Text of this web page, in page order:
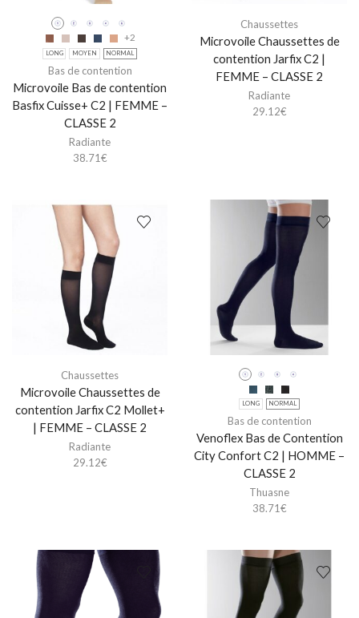
+2
LONG MOYEN NORMAL
Bas de contention
Microvoile Bas de contention
Basfix Cuisse+ C2 | FEMME –
CLASSE 2
Radiante
38.71€
Chaussettes
Microvoile Chaussettes de
contention Jarfix C2 |
FEMME – CLASSE 2
Radiante
29.12€
Chaussettes
Microvoile Chaussettes de
contention Jarfix C2 Mollet+
| FEMME – CLASSE 2
Radiante
29.12€
LONG NORMAL
Bas de contention
Venoflex Bas de Contention
City Confort C2 | HOMME –
CLASSE 2
Thuasne
38.71€